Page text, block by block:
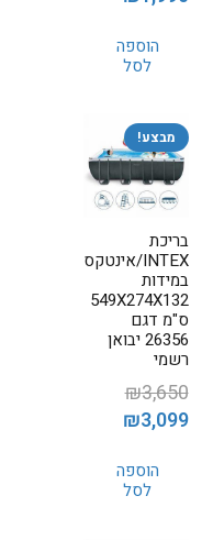
היה:
₪2,500.
הוא:הוספה
לסל
מבצע!
בריכת
INTEX/אינטקס
במידות
549X274X132
ס"מ דגם
26356 יבואן
רשמי
₪3,650
המחיר
היה:
₪3,650.
₪3,099
הוא:הוספה
לסל